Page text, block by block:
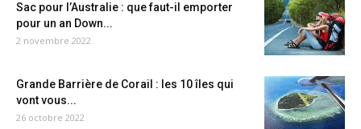
Sac pour l’Australie : que faut-il emporter
pour un an Down...
2 novembre 2022
Grande Barrière de Corail : les 10 îles qui
vont vous...
26 octobre 2022